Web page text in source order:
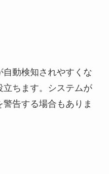
動検知されやすくな
立ちます。システムが
告する場合もありま